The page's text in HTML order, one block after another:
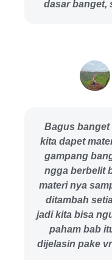
dasar banget,
Bagus banget
kita dapet
gampang
ngga berbelit
materi nya
ditambah
jadi kita bisa
paham bab
dijelasin pake